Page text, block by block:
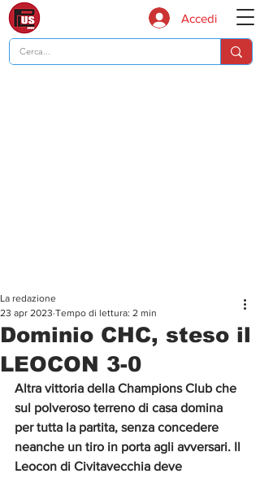
Accedi
Dominio CHC, steso il
LEOCON 3-0
La redazione
23 apr 2023 Tempo di lettura: 2 min
Altra vittoria della Champions Club che
sul polveroso terreno di casa domina
per tutta la partita, senza concedere
neanche un tiro in porta agli avversari. Il
Leocon di Civitavecchia deve